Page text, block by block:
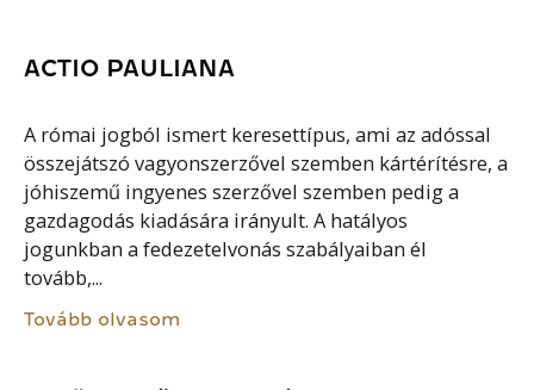
ACTIO PAULIANA
A római jogból ismert keresettípus, ami az adóssal
összejátszó vagyonszerzővel szemben kártérítésre, a
jóhiszemű ingyenes szerzővel szemben pedig a
gazdagodás kiadására irányult. A hatályos
jogunkban a fedezetelvonás szabályaiban él
tovább,...
Tovább olvasom